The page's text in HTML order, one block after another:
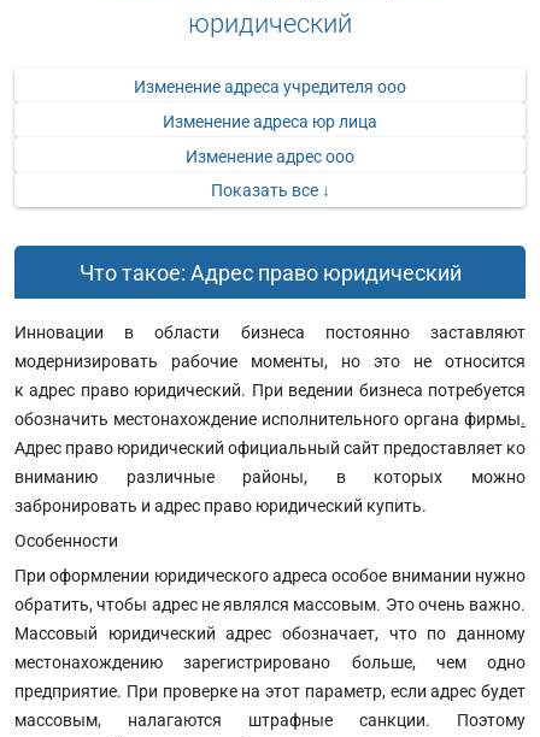
юридический
Изменение адреса учредителя ооо
Изменение адреса юр лица
Изменение адрес ооо
Показать все ↓
Что такое: Адрес право юридический
Инновации в области бизнеса постоянно заставляют
модернизировать рабочие моменты, но это не относится
к адрес право юридический. При ведении бизнеса потребуется
обозначить местонахождение исполнительного органа фирмы.
Адрес право юридический официальный сайт предоставляет ко
вниманию различные районы, в которых можно
забронировать и адрес право юридический купить.
Особенности
При оформлении юридического адреса особое внимании нужно
обратить, чтобы адрес не являлся массовым. Это очень важно.
Массовый юридический адрес обозначает, что по данному
местонахождению зарегистрировано больше, чем одно
предприятие. При проверке на этот параметр, если адрес будет
массовым, налагаются штрафные санкции. Поэтому